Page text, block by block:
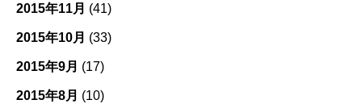
2015年11月 (41)
2015年10月 (33)
2015年9月 (17)
2015年8月 (10)